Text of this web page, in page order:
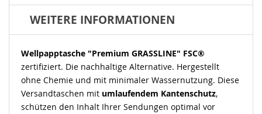
WEITERE INFORMATIONEN
Wellpapptasche "Premium GRASSLINE" FSC®
zertifiziert. Die nachhaltige Alternative. Hergestellt
ohne Chemie und mit minimaler Wassernutzung. Diese
Versandtaschen mit umlaufendem Kantenschutz,
schützen den Inhalt Ihrer Sendungen optimal vor